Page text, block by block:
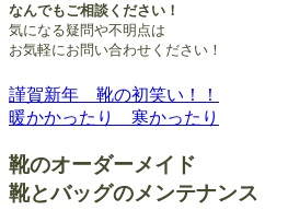
なんでもご相談ください！
気になる疑問や不明点は
お気軽にお問い合わせください！
投
稿
ナ
ビ
謹賀新年 靴の初笑い！！
暖かかったり 寒かったり
靴のオーダーメイド
靴とバッグのメンテナンス